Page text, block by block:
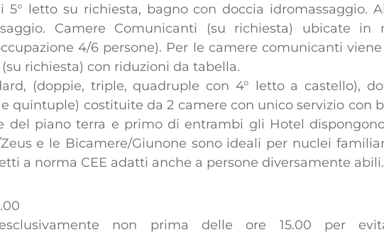
letto su richiesta, bagno con doccia idromassaggio.
Camere Comunicanti (su richiesta) ubicate
4/6 persone). Per le camere comunicanti
richiesta) con riduzioni da tabella.
(doppie, triple, quadruple con 4° letto a castello),
quintuple) costituite da 2 camere con unico servizio con
del piano terra e primo di entrambi gli Hotel
e le Bicamere/Giunone sono ideali per nuclei
a norma CEE adatti anche a persone diversamente abili.
non prima delle ore 15.00 per